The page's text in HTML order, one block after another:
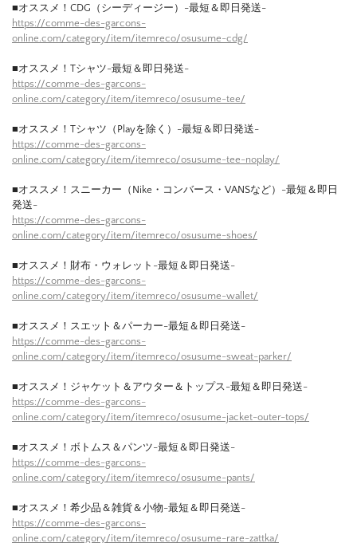
■オススメ！CDG（シーディージー）-最短＆即日発送-
https://comme-des-garcons-
online.com/category/item/itemreco/osusume-cdg/
■オススメ！Tシャツ-最短＆即日発送-
https://comme-des-garcons-
online.com/category/item/itemreco/osusume-tee/
■オススメ！Tシャツ（Playを除く）-最短＆即日発送-
https://comme-des-garcons-
online.com/category/item/itemreco/osusume-tee-noplay/
■オススメ！スニーカー（Nike・コンバース・VANSなど）-最短＆即日
発送-
https://comme-des-garcons-
online.com/category/item/itemreco/osusume-shoes/
■オススメ！財布・ウォレット-最短＆即日発送-
https://comme-des-garcons-
online.com/category/item/itemreco/osusume-wallet/
■オススメ！スエット＆パーカー-最短＆即日発送-
https://comme-des-garcons-
online.com/category/item/itemreco/osusume-sweat-parker/
■オススメ！ジャケット＆アウター＆トップス-最短＆即日発送-
https://comme-des-garcons-
online.com/category/item/itemreco/osusume-jacket-outer-tops/
■オススメ！ボトムス＆パンツ-最短＆即日発送-
https://comme-des-garcons-
online.com/category/item/itemreco/osusume-pants/
■オススメ！希少品＆雑貨＆小物-最短＆即日発送-
https://comme-des-garcons-
online.com/category/item/itemreco/osusume-rare-zattka/